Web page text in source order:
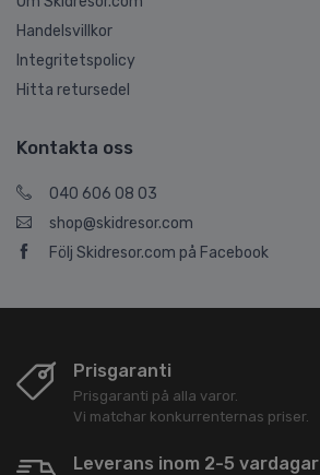
Handelsvillkor
Integritetspolicy
Hitta retursedel
Kontakta oss
040 606 08 03
shop@skidresor.com
Följ Skidresor.com på Facebook
Prisgaranti
Prisgaranti på alla varor.
Vi matchar konkurrenternas priser.
Leverans inom 2-5 vardagar